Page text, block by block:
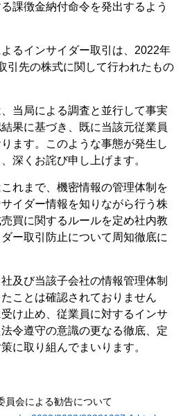
課徴金納付命令を発出するよう
るインサイダー取引は、2022年
引先の株式に関して行われたもの
当局による調査と並行して事実
果に基づき、既に当該元従業員
ます。このような事態が発生し
深くお詫び申し上げます。
れまで、機密情報の管理体制を
イダー情報を知りながら行う株
買に関するルールを定め社内教
ー取引防止について周知徹底に
及び当該子会社の情報管理体制
ことは確認されておりません
け止め、従業員に対するインサ
令遵守の意識の更なる徹底、定
に取り組んでまいります。
員会による勧告について